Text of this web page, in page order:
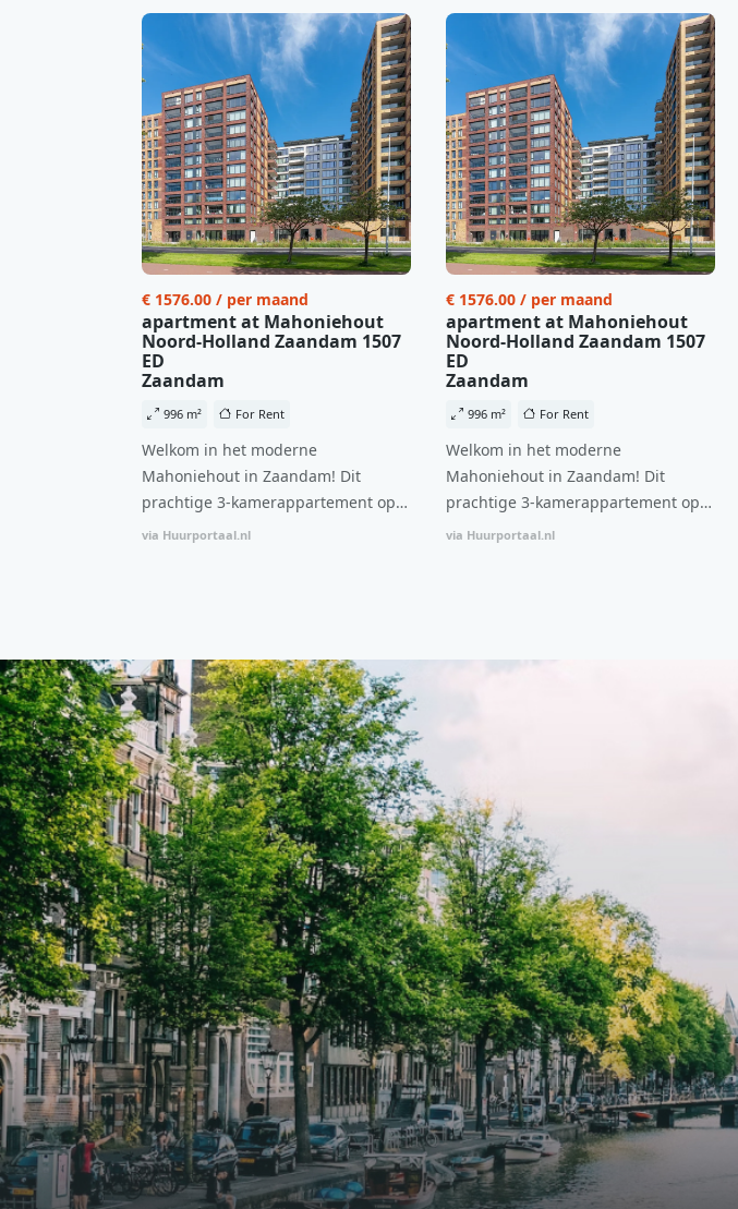
€ 1576.00 / per maand
apartment at Mahoniehout
Noord-Holland Zaandam 1507
ED
Zaandam
996 m² For Rent
Welkom in het moderne
Mahoniehout in Zaandam! Dit
prachtige 3-kamerappartement op
de 6e verdieping biedt een ideale
van €107,50 per maand is dit een
geweldige kans voor professionals
die op zoek zijn naar een woning die
direct beschikbaar is vanaf 1 april
2026. Bij binnenkomst word je
verwelkomd in een ruime
woonkamer met open keuken,
samen goed voor 44 m² aan
leefruimte. De lichte woonkamer
biedt genoeg ruimte voor een
gezellige zithoek én een stijlvolle
eethoek. De keuken is van alle
gemakken voorzien, perfect voor het
bereiden van heerlijke maaltijden.
Vanuit de woonkamer stap je zo het
balkon op, waar je kunt genieten
van een prachtig uitzicht en een
moment van rust. De woning
beschikt over twee comfortabele
slaapkamers van respectievelijk 12,1
m² en 8 m². Beide kamers bieden tal
via Huurportaal.nl
€ 1576.00 / per maand
apartment at Mahoniehout
Noord-Holland Zaandam 1507
ED
Zaandam
996 m² For Rent
Welkom in het moderne
Mahoniehout in Zaandam! Dit
prachtige 3-kamerappartement op
de 6e verdieping biedt een ideale
van €107,50 per maand is dit een
woonkamer met open keuken,
samen goed voor 44 m² aan
leefruimte. De lichte woonkamer
biedt genoeg ruimte voor een
gezellige zithoek én een stijlvolle
eethoek. De keuken is van alle
gemakken voorzien, perfect voor het
bereiden van heerlijke maaltijden.
Vanuit de woonkamer stap je zo het
balkon op, waar je kunt genieten
van een prachtig uitzicht en een
moment van rust. De woning
beschikt over twee comfortabele
slaapkamers van respectievelijk 12,1
m² en 8 m². Beide kamers bieden tal
via Huurportaal.nl